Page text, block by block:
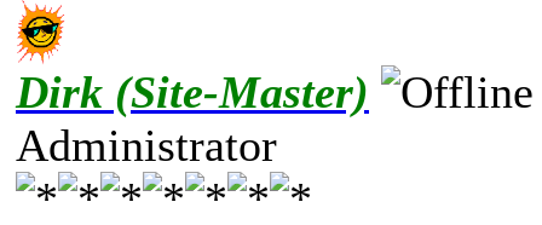
Dirk (Site-Master)
Administrator